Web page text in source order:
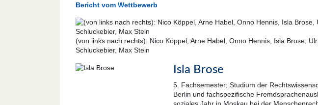
Bericht vom Wettbewerb
(von links nach rechts): Nico Köppel, Arne Habel, Onno Hennis, Isla Brose,
Schluckebier, Max Stein
Isla Brose
5. Fachsemester; Studium der
Berlin und fachspezifische